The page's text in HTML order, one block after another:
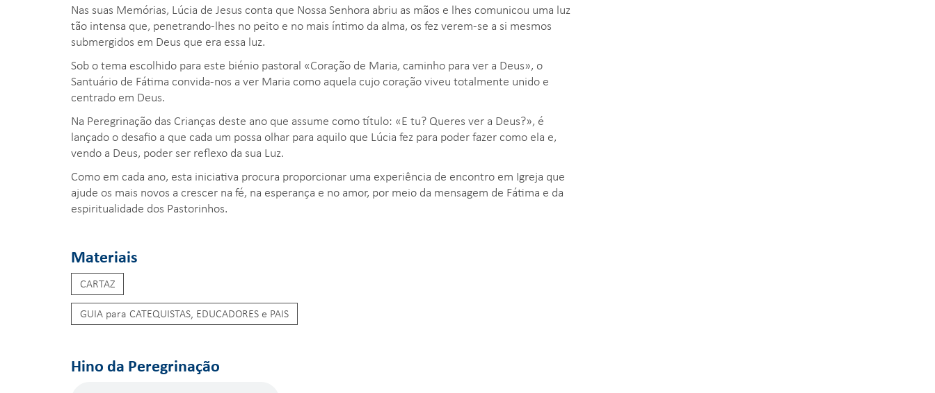
Nas suas Memórias, Lúcia de Jesus conta que Nossa Senhora abriu as mãos e lhes comunicou uma luz
tão intensa que, penetrando-lhes no peito e no mais íntimo da alma, os fez verem-se a si mesmos
submergidos em Deus que era essa luz.
Sob o tema escolhido para este biénio pastoral «Coração de Maria, caminho para ver a Deus», o
Santuário de Fátima convida-nos a ver Maria como aquela cujo coração viveu totalmente unido e
centrado em Deus.
Na Peregrinação das Crianças deste ano que assume como título: «E tu? Queres ver a Deus?», é
lançado o desafio a que cada um possa olhar para aquilo que Lúcia fez para poder fazer como ela e,
vendo a Deus, poder ser reflexo da sua Luz.
Como em cada ano, esta iniciativa procura proporcionar uma experiência de encontro em Igreja que
ajude os mais novos a crescer na fé, na esperança e no amor, por meio da mensagem de Fátima e da
espiritualidade dos Pastorinhos.
Materiais
CARTAZ
GUIA para CATEQUISTAS, EDUCADORES e PAIS
Hino da Peregrinação